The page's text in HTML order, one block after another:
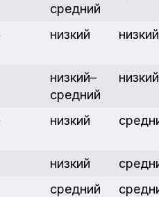
средний
низкий низкий
низкий–
средний
низкий
низкий
низкий
средний